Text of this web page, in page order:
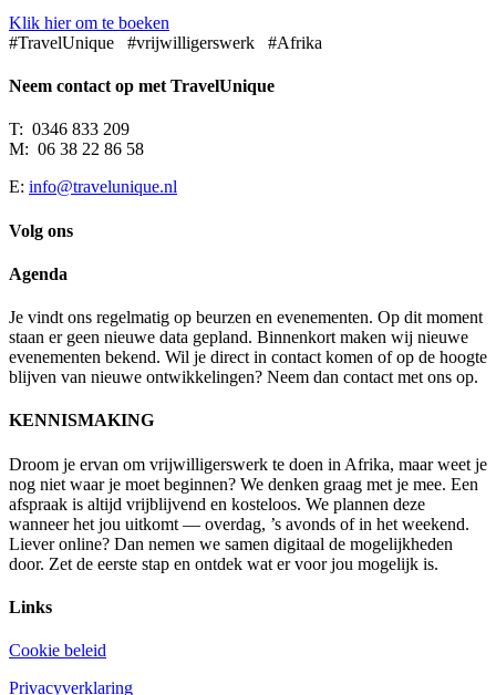
Klik hier om te boeken
#TravelUnique #vrijwilligerswerk #Afrika
Neem contact op met TravelUnique
T: 0346 833 209
M: 06 38 22 86 58
E: info@travelunique.nl
Volg ons
Agenda
Je vindt ons regelmatig op beurzen en evenementen. Op dit moment
staan er geen nieuwe data gepland. Binnenkort maken wij nieuwe
evenementen bekend. Wil je direct in contact komen of op de hoogte
blijven van nieuwe ontwikkelingen? Neem dan contact met ons op.
KENNISMAKING
Droom je ervan om vrijwilligerswerk te doen in Afrika, maar weet je
nog niet waar je moet beginnen? We denken graag met je mee. Een
afspraak is altijd vrijblijvend en kosteloos. We plannen deze
wanneer het jou uitkomt — overdag, ’s avonds of in het weekend.
Liever online? Dan nemen we samen digitaal de mogelijkheden
door. Zet de eerste stap en ontdek wat er voor jou mogelijk is.
Links
Cookie beleid
Privacyverklaring